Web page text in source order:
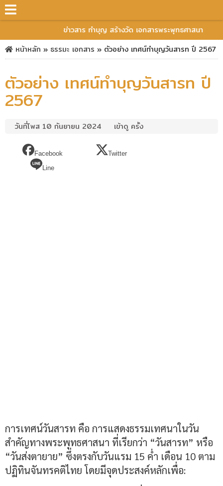
ข่าวสาร ทำบุญ สร้างวัด เอกสารพระพุทธศาสนา
หน้าหลัก » ธรรมะ เอกสาร » ตัวอย่าง เทศน์ทำบุญวันสารท ปี 2567
ตัวอย่าง เทศน์ทำบุญวันสารท ปี
2567
วันที่โพส 10 กันยายน 2024 เข้าดู ครั้ง
Facebook
Twitter
Line
การเทศน์วันสารท คือ การแสดงธรรมเทศนาในวัน
สำคัญทางพระพุทธศาสนา ที่เรียกว่า “วันสารท” หรือ
“วันส่งตายาย” ซึ่งตรงกับวันแรม 15 ค่ำ เดือน 10 ตาม
ปฏิทินจันทรคติไทย โดยมีจุดประสงค์หลักเพื่อ: